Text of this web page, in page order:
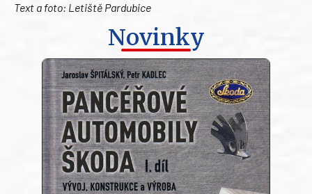
Text a foto: Letiště Pardubice
Novinky